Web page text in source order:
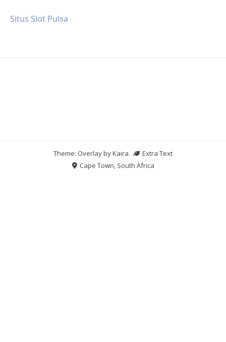
Situs Slot Pulsa
Theme: Overlay byKaira.
Extra Text
Cape Town, South Africa